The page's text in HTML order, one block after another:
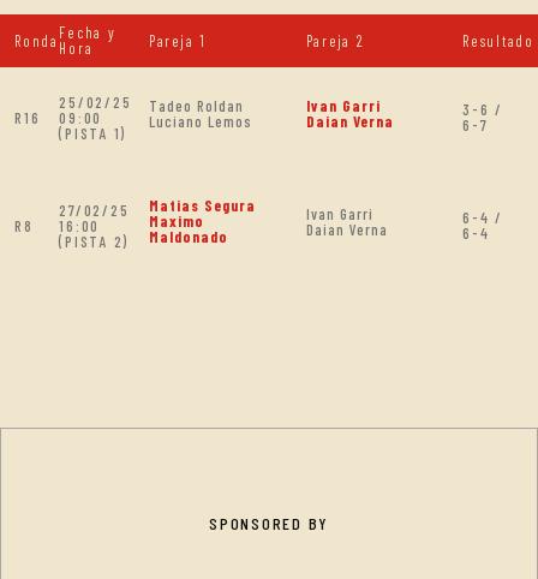
Ronda Fecha y
Hora
Pareja 1 Pareja 2 Resultado
R16
25/02/25
09:00
(PISTA 1)
Tadeo Roldan
Luciano Lemos
Ivan Garri
Daian Verna
3-6 /
6-7
R8
27/02/25
16:00
(PISTA 2)
Matias Segura
Maximo
Maldonado
Ivan Garri
Daian Verna
6-4 /
6-4
SPONSORED BY